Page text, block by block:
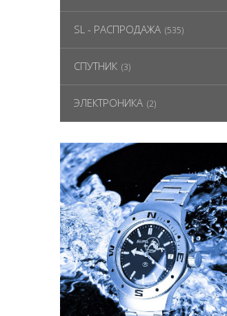
SL - РАСПРОДАЖА (535)
СПУТНИК (3)
ЭЛЕКТРОНИКА (2)